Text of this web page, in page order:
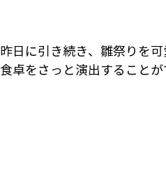
昨日に引き続き、雛祭りを
食卓をさっと演出すること